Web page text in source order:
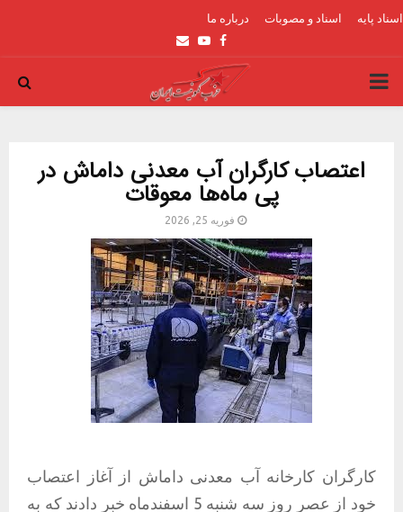
اسناد پایه اسناد و مصوبات درباره ما
Facebook
Youtube
Email
PRIMARY
اعتصاب کارگران آب معدنی داماش در
پی ماه‌ها معوقات
فوریه 25, 2026
کارگران کارخانه آب معدنی داماش از آغاز اعتصاب
خود از عصر روز سه شنبه 5 اسفندماه خبر دادند که به